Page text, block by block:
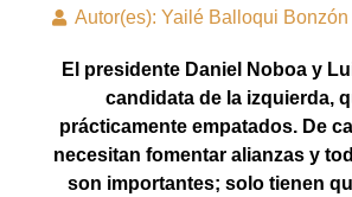
Autor(es): Yailé Balloqui Bonzón
El presidente Daniel Noboa y
candidata de la izquierda,
prácticamente empatados. De
necesitan fomentar alianzas y
son importantes; solo tienen